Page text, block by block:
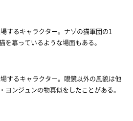
するキャラクター。ナゾの猫軍団の1
を慕っているような場面もある。
するキャラクター。眼鏡以外の風貌は他
ヨンジュンの物真似をしたことがある。